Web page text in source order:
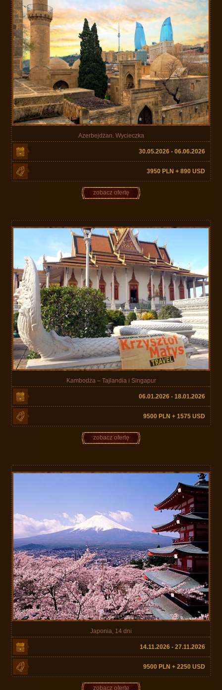
Azerbejdżan. Wycieczka
30.05.2026 - 06.06.2026
3950 PLN + 890 USD
zobacz ofertę
Kambodża – Tajlandia i Singapur
06.01.2026 - 18.01.2026
9500 PLN + 1575 USD
zobacz ofertę
Japonia, 14 dni
14.11.2026 - 27.11.2026
9500 PLN + 2250 USD
zobacz ofertę